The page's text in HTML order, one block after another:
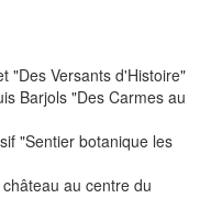
"Des Versants d'Histoire"
Barjols "Des Carmes au
"Sentier botanique les
au centre du